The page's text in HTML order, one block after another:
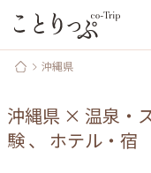
沖縄県
沖縄県 × 温泉・
験、 ホテル・宿